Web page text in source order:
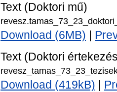
Text (Doktori mű)
Download (6MB)
Text (Doktori
Download (419kB)